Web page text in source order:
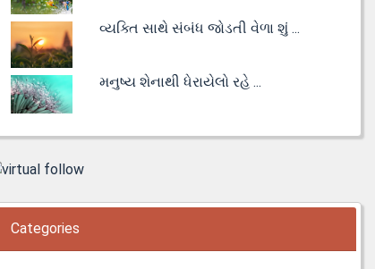
વ્યક્તિ સાથે સંબંધ જોડતી વેળા શું ...
મનુષ્ય શેનાથી ધેરાયેલો રહે ...
Categories